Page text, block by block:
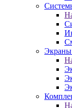
Экраны